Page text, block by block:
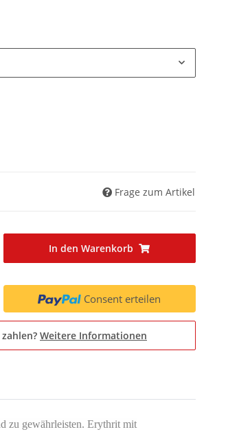
Frage zum Artikel
In den Warenkorb
Consent erteilen
Weitere Informationen
zu gewährleisten. Erythrit mit